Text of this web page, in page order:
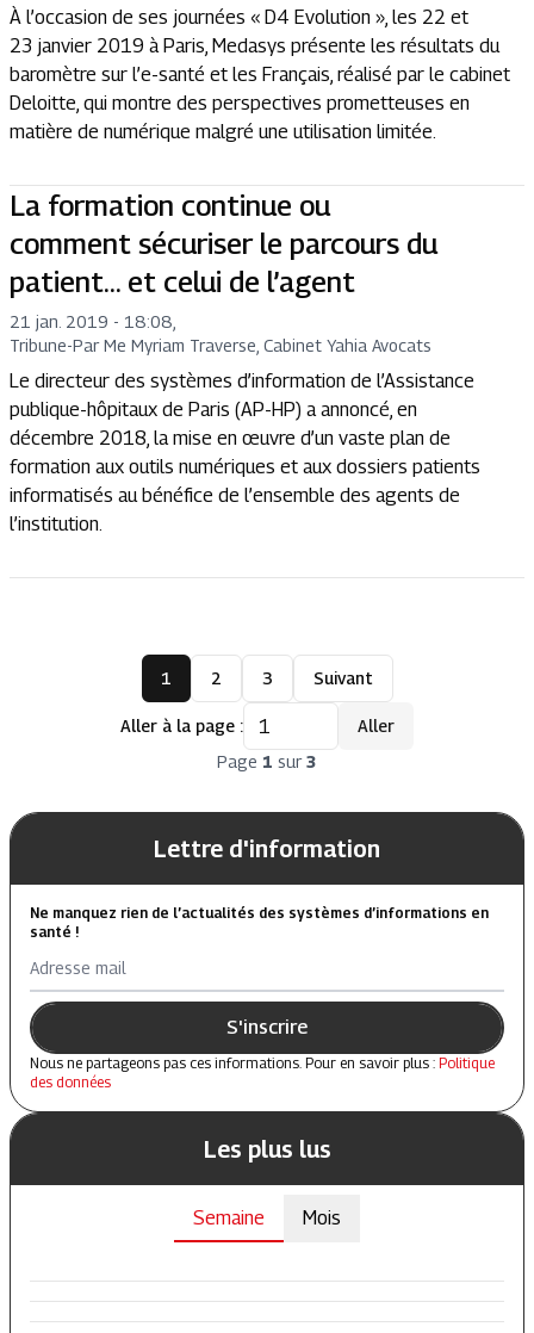
À l’occasion de ses journées « D4 Evolution », les 22 et
23 janvier 2019 à Paris, Medasys présente les résultats du
baromètre sur l’e-santé et les Français, réalisé par le cabinet
Deloitte, qui montre des perspectives prometteuses en
matière de numérique malgré une utilisation limitée.
La formation continue ou
comment sécuriser le parcours du
patient… et celui de l’agent
21 jan. 2019 - 18:08
Tribune-Par Me Myriam Traverse, Cabinet Yahia Avocats
Le directeur des systèmes d’information de l’Assistance
publique-hôpitaux de Paris (AP-HP) a annoncé, en
décembre 2018, la mise en œuvre d’un vaste plan de
formation aux outils numériques et aux dossiers patients
informatisés au bénéfice de l’ensemble des agents de
l’institution.
1 2 3 Suivant
Aller à la page :
Aller
Page 1 sur3
Lettre d'information
Ne manquez rien de l’actualités des systèmes d’informations en
santé !
Adresse mail
S'inscrire
Nous ne partageons pas ces informations. Pour en savoir plus : Politique
des données
Les plus lus
Semaine Mois